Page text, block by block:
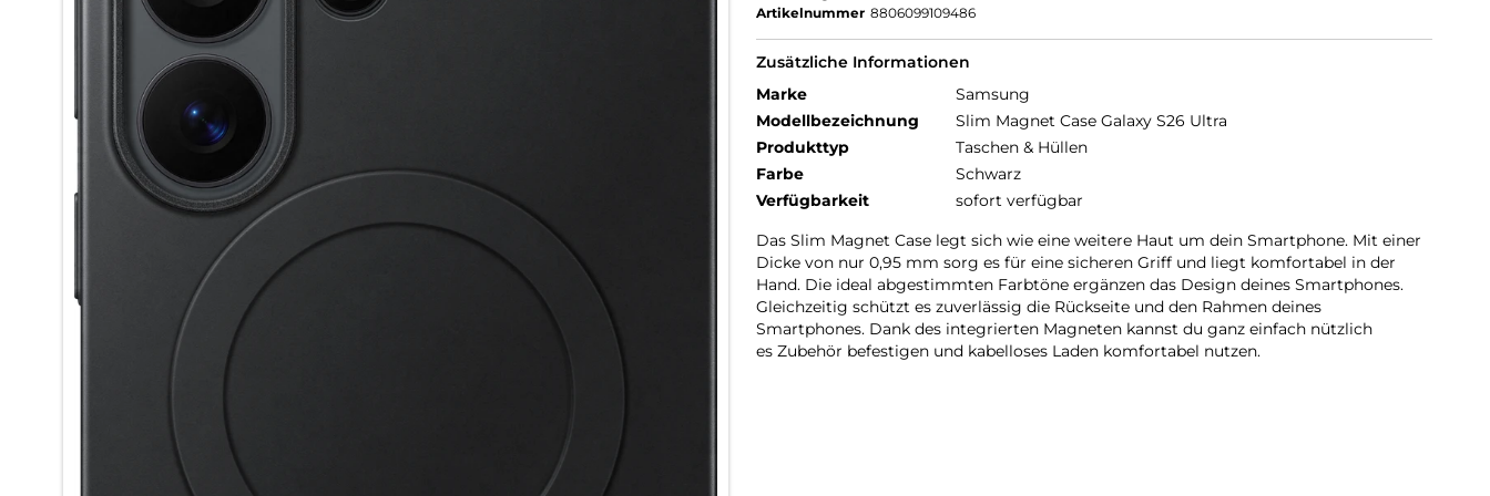
Artikelnummer 8806099109486
Zusätzliche Informationen
Marke
Samsung
Modellbezeichnung
Slim Magnet Case Galaxy S26 Ultra
Produkttyp
Taschen & Hüllen
Farbe
Schwarz
Verfügbarkeit
sofort verfügbar
Das Slim Magnet Case legt sich wie eine weitere Haut um dein Smartphone. Mit einer
Dicke von nur 0,95 mm sorg es für eine sicheren Griff und liegt komfortabel in der
Hand. Die ideal abgestimmten Farbtöne ergänzen das Design deines Smartphones.
Gleichzeitig schützt es zuverlässig die Rückseite und den Rahmen deines
Smartphones. Dank des integrierten Magneten kannst du ganz einfach nützlich
es Zubehör befestigen und kabelloses Laden komfortabel nutzen.